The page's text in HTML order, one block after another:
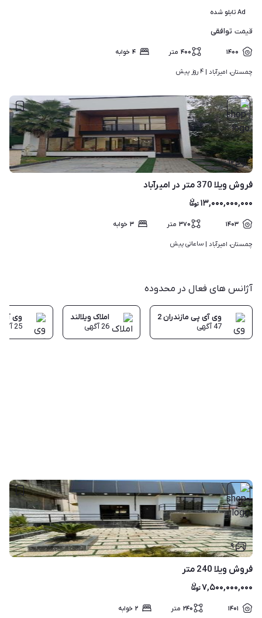
Ad تابلو شده
قیمت توافقی
۱۴۰۰ ۴۰۰ متر ۴ خوابه
چمستان، امیرآباد | ۴ روز پیش
۱۰
فروش ویلا 370 متر در امیرآباد
۱۳,۰۰۰,۰۰۰,۰۰۰
۱۴۰۳ ۳۷۰ متر ۳ خوابه
چمستان، امیرآباد | ساعاتی پیش
آژانس های فعال در محدوده
وی آی پی مازندران 2
47آگهی
املاک ویلالند
26آگهی
وی آی
25
۹
فروش ویلا 240 متر
۷,۵۰۰,۰۰۰,۰۰۰
۱۴۰۱ ۲۴۰ متر ۲ خوابه